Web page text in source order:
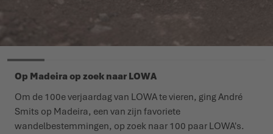
Op Madeira op zoek naar LOWA
Om de 100e verjaardag van LOWA te vieren, ging André
Smits op Madeira, een van zijn favoriete
wandelbestemmingen, op zoek naar 100 paar LOWA's.